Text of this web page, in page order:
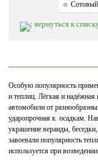
Сотовый
вернуться к
Особую популярность
и теплиц. Лёгкая и
автомобили от
ударопрочная к осадкам.
украшение веранды,
завоевали популярность
используется при